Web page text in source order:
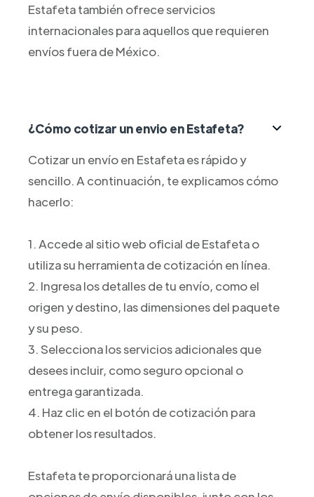
Estafeta también ofrece servicios
internacionales para aquellos que requieren
envíos fuera de México.
¿Cómo cotizar un envio en Estafeta?
Cotizar un envío en Estafeta es rápido y
sencillo. A continuación, te explicamos cómo
hacerlo:
1. Accede al sitio web oficial de Estafeta o
utiliza su herramienta de cotización en línea.
2. Ingresa los detalles de tu envío, como el
origen y destino, las dimensiones del paquete
y su peso.
3. Selecciona los servicios adicionales que
desees incluir, como seguro opcional o
entrega garantizada.
4. Haz clic en el botón de cotización para
obtener los resultados.
Estafeta te proporcionará una lista de